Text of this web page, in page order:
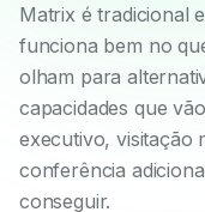
Matrix é tradicional
funciona bem no
olham para
capacidades que
executivo, visitação
conferência
conseguir.